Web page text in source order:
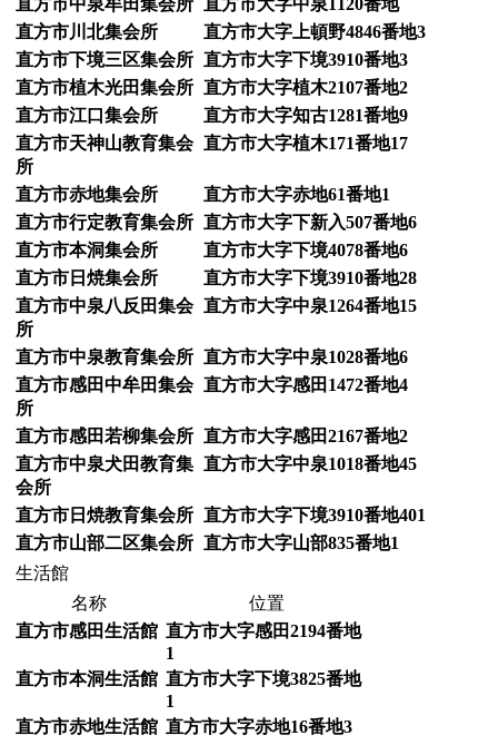
直方市川北集会所
直方市大字上頓野4846番地3
直方市下境三区集会所 直方市大字下境3910番地3
直方市植木光田集会所 直方市大字植木2107番地2
直方市江口集会所
直方市大字知古1281番地9
直方市天神山教育集会
所
直方市大字植木171番地17
直方市赤地集会所
直方市大字赤地61番地1
直方市行定教育集会所 直方市大字下新入507番地6
直方市本洞集会所
直方市大字下境4078番地6
直方市日焼集会所
直方市大字下境3910番地28
直方市中泉八反田集会
所
直方市大字中泉1264番地15
直方市中泉教育集会所 直方市大字中泉1028番地6
直方市感田中牟田集会
所
直方市大字感田1472番地4
直方市感田若柳集会所 直方市大字感田2167番地2
直方市中泉犬田教育集
会所
直方市大字中泉1018番地45
直方市日焼教育集会所 直方市大字下境3910番地401
直方市山部二区集会所 直方市大字山部835番地1
生活館
名称
位置
直方市感田生活館 直方市大字感田2194番地
1
直方市本洞生活館 直方市大字下境3825番地
1
直方市赤地生活館 直方市大字赤地16番地3